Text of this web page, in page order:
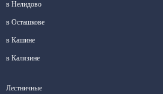
в Нелидово
в Осташкове
в Кашине
в Калязине
Лестничные